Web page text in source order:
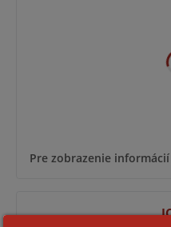
Pre zobrazenie